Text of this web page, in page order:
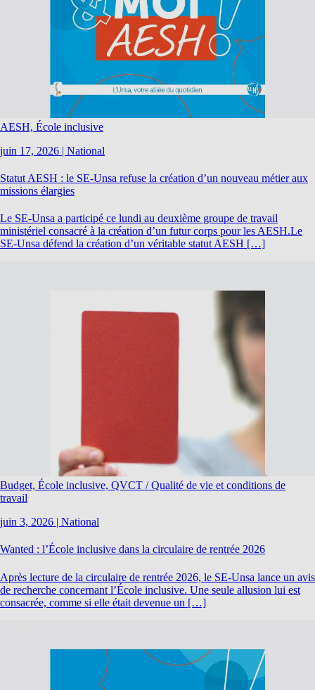
AESH, École inclusive
juin 17, 2026 | National
Statut AESH : le SE-Unsa refuse la création d’un nouveau métier aux
missions élargies
Le SE-Unsa a participé ce lundi au deuxième groupe de travail
ministériel consacré à la création d’un futur corps pour les AESH.Le
SE-Unsa défend la création d’un véritable statut AESH […]
Budget, École inclusive, QVCT / Qualité de vie et conditions de
travail
juin 3, 2026 | National
Wanted : l’École inclusive dans la circulaire de rentrée 2026
Après lecture de la circulaire de rentrée 2026, le SE-Unsa lance un avis
de recherche concernant l’École inclusive. Une seule allusion lui est
consacrée, comme si elle était devenue un […]